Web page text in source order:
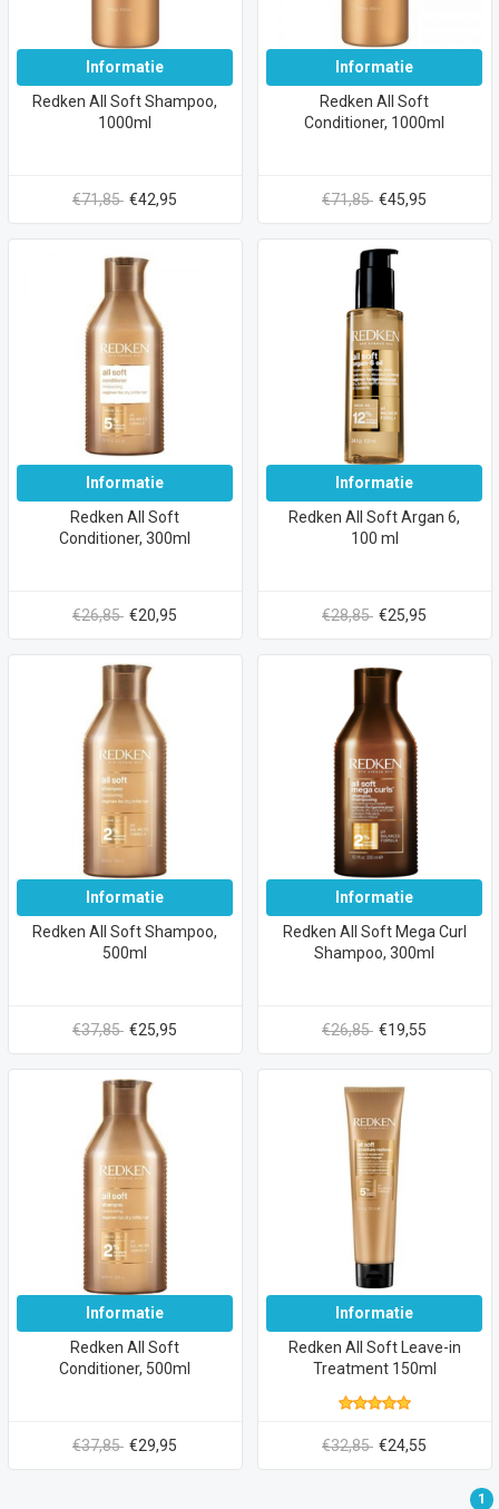
Informatie
Redken All Soft Shampoo,
1000ml
€71,85 €42,95
Informatie
Redken All Soft
Conditioner, 1000ml
€71,85 €45,95
Informatie
Redken All Soft
Conditioner, 300ml
€26,85 €20,95
Informatie
Redken All Soft Argan 6,
100 ml
€28,85 €25,95
Informatie
Redken All Soft Shampoo,
500ml
€37,85 €25,95
Informatie
Redken All Soft Mega Curl
Shampoo, 300ml
€26,85 €19,55
Informatie
Redken All Soft
Conditioner, 500ml
€37,85 €29,95
Informatie
Redken All Soft Leave-in
Treatment 150ml
€32,85 €24,55
1